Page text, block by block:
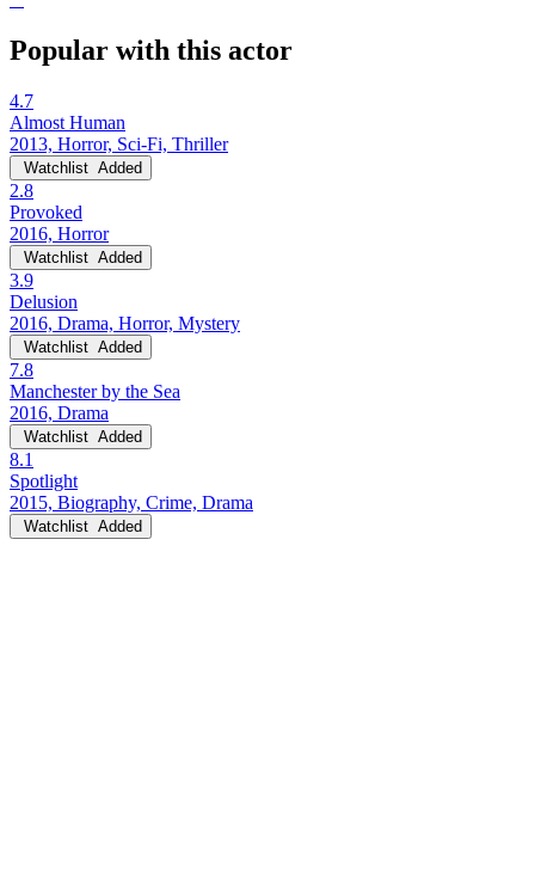
Popular with this actor
4.7
Almost Human
2013, Horror, Sci-Fi, Thriller
Watchlist Added
2.8
Provoked
2016, Horror
Watchlist Added
3.9
Delusion
2016, Drama, Horror, Mystery
Watchlist Added
7.8
Manchester by the Sea
2016, Drama
Watchlist Added
8.1
Spotlight
2015, Biography, Crime, Drama
Watchlist Added